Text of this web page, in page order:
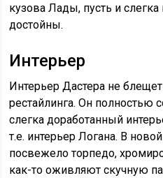
кузова Лады, пусть и
достойны.
Интерьер
Интерьер Дастера не
рестайлинга. Он полностью
слегка доработанный
т.е. интерьер Логана. В
посвежело торпедо,
как-то оживляют скучную